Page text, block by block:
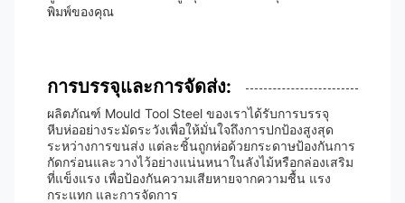
พิมพ์ของคุณ
การบรรจุและการจัดส่ง:
ผลิตภัณฑ์ Mould Tool Steel ของเราได้รับการบรรจุ
หีบห่ออย่างระมัดระวังเพื่อให้มั่นใจถึงการปกป้องสูงสุด
ระหว่างการขนส่ง แต่ละชิ้นถูกห่อด้วยกระดาษป้องกันการ
กัดกร่อนและวางไว้อย่างแน่นหนาในลังไม้หรือกล่องเสริม
ที่แข็งแรง เพื่อป้องกันความเสียหายจากความชื้น แรง
กระแทก และการจัดการ